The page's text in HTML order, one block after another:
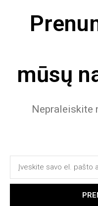
mūsų
Nepraleiskite